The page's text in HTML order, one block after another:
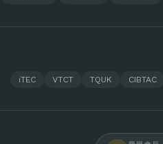
iTEC VTCT TQUK CIBTAC